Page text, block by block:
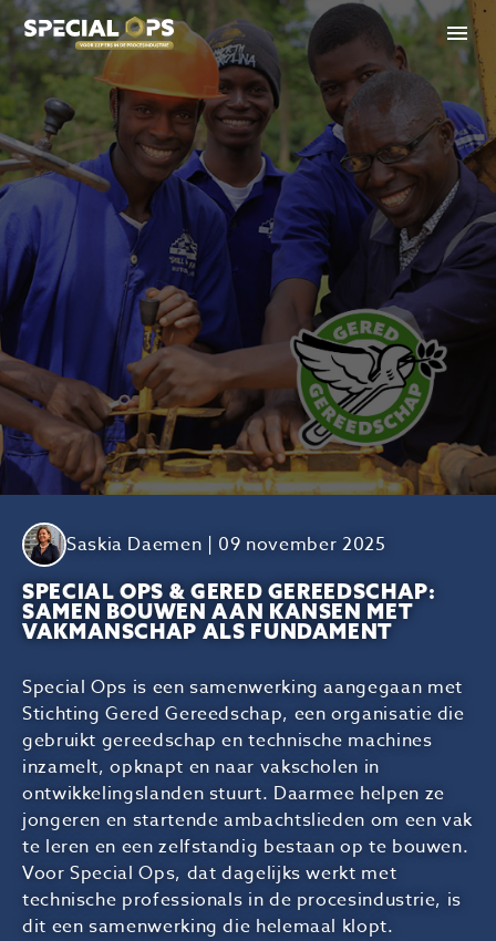
Saskia Daemen | 09 november 2025
SPECIAL OPS & GERED GEREEDSCHAP:
SAMEN BOUWEN AAN KANSEN MET
VAKMANSCHAP ALS FUNDAMENT
Special Ops is een samenwerking aangegaan met
Stichting Gered Gereedschap, een organisatie die
gebruikt gereedschap en technische machines
inzamelt, opknapt en naar vakscholen in
ontwikkelingslanden stuurt. Daarmee helpen ze
jongeren en startende ambachtslieden om een vak
te leren en een zelfstandig bestaan op te bouwen.
Voor Special Ops, dat dagelijks werkt met
technische professionals in de procesindustrie, is
dit een samenwerking die helemaal klopt.